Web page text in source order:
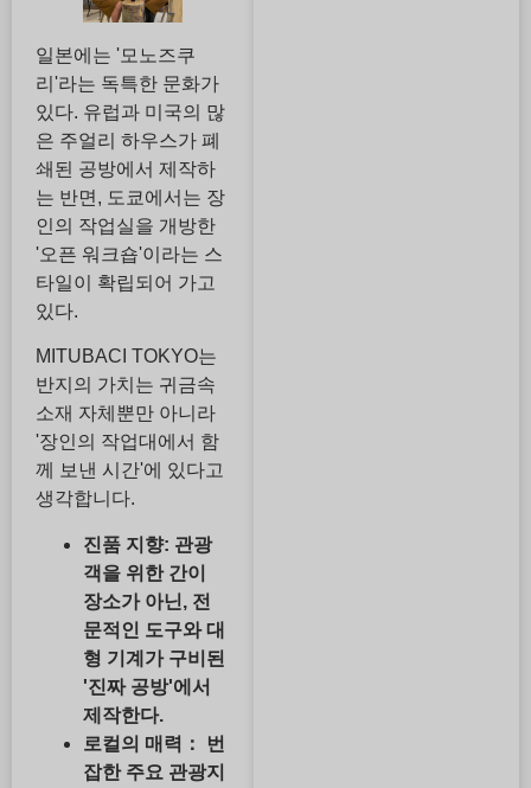
일본에는 '모노즈쿠
리'라는 독특한 문화가
있다. 유럽과 미국의 많
은 주얼리 하우스가 폐
쇄된 공방에서 제작하
는 반면, 도쿄에서는 장
인의 작업실을 개방한
'오픈 워크숍'이라는 스
타일이 확립되어 가고
있다.
MITUBACI TOKYO는
반지의 가치는 귀금속
소재 자체뿐만 아니라
'장인의 작업대에서 함
께 보낸 시간'에 있다고
생각합니다.
진품 지향: 관광
객을 위한 간이
장소가 아닌, 전
문적인 도구와 대
형 기계가 구비된
'진짜 공방'에서
제작한다.
로컬의 매력：
번
잡한 주요 관광지